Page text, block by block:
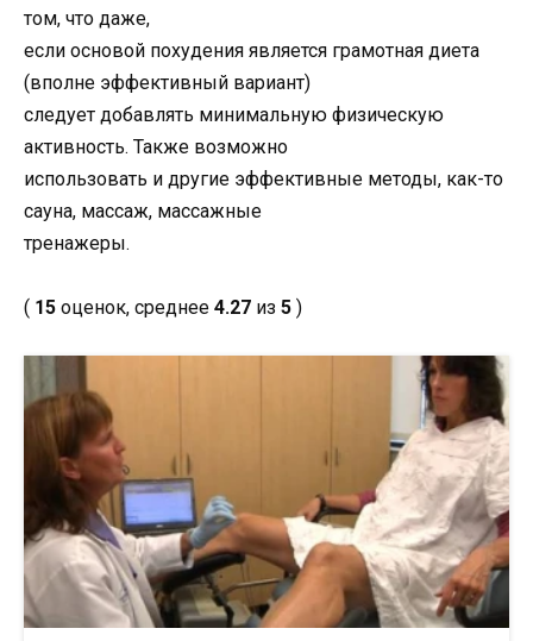
том, что даже,
если основой похудения является грамотная диета
(вполне эффективный вариант)
следует добавлять минимальную физическую
активность. Также возможно
использовать и другие эффективные методы, как-то
сауна, массаж, массажные
тренажеры.
( 15 оценок, среднее 4.27 из 5 )